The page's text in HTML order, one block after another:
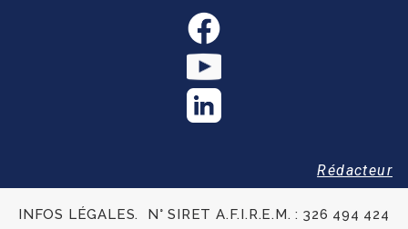
Rédacteur
INFOS LÉGALES. N° SIRET A.F.I.R.E.M. : 326 494 424